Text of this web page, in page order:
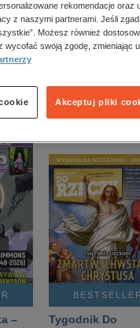
–
BESTSELLER
Tygodnik Do
rekomendacje oraz
z naszymi partnerami. Jeśli
Możesz również
wycofać swoją zgodę, zmieniając
Akceptuj pliki